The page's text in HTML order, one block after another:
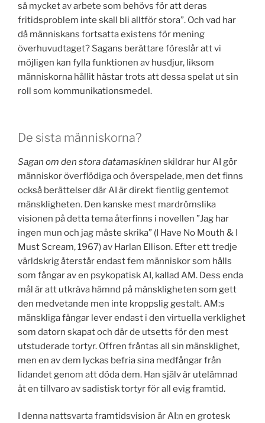
så mycket av arbete som behövs för att deras
fritidsproblem inte skall bli alltför stora”. Och vad har
då människans fortsatta existens för mening
överhuvudtaget? Sagans berättare föreslår att vi
möjligen kan fylla funktionen av husdjur, liksom
människorna hållit hästar trots att dessa spelat ut sin
roll som kommunikationsmedel.
De sista människorna?
Sagan om den stora datamaskinen skildrar hur AI gör
människor överflödiga och överspelade, men det finns
också berättelser där AI är direkt fientlig gentemot
mänskligheten. Den kanske mest mardrömslika
visionen på detta tema återfinns i novellen ”Jag har
ingen mun och jag måste skrika” (I Have No Mouth & I
Must Scream, 1967) av Harlan Ellison. Efter ett tredje
världskrig återstår endast fem människor som hålls
som fångar av en psykopatisk AI, kallad AM. Dess enda
mål är att utkräva hämnd på mänskligheten som gett
den medvetande men inte kroppslig gestalt. AM:s
mänskliga fångar lever endast i den virtuella verklighet
som datorn skapat och där de utsetts för den mest
utstuderade tortyr. Offren fråntas all sin mänsklighet,
men en av dem lyckas befria sina medfångar från
lidandet genom att döda dem. Han själv är utelämnad
åt en tillvaro av sadistisk tortyr för all evig framtid.
I denna nattsvarta framtidsvision är AI:n en grotesk